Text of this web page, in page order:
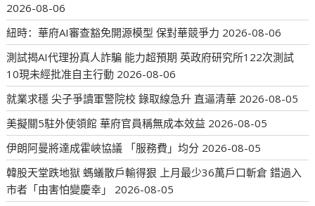
2026-08-06
紐時：華府AI審查豁免開源模型 保對華競爭力 2026-08-06
測試揭AI代理扮真人詐騙 能力超預期 英政府研究所122次測試
10現未經批准自主行動 2026-08-06
就業求穩 尖子爭讀軍警院校 錄取線急升 直逼清華 2026-08-05
美擬關5駐外使領館 華府官員稱無成本效益 2026-08-05
伊朗阿曼將達成霍峽協議 「服務費」均分 2026-08-05
韓股天堂跌地獄 螞蟻散戶輸得狠 上月最少36萬戶口斬倉 錯過入
市者「由害怕變慶幸」
2026-08-05